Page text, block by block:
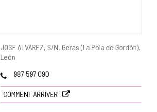
Adresse
postale
JOSE ALVAREZ, S/N. Geras (La Pola de Gordón).
León
Téléphones
987 597 090
COMMENT ARRIVER